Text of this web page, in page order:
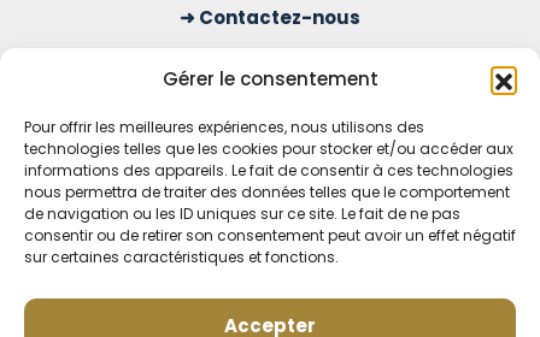
Gérer le consentement
Pour offrir les meilleures expériences, nous utilisons des
technologies telles que les cookies pour stocker et/ou accéder aux
informations des appareils. Le fait de consentir à ces technologies
nous permettra de traiter des données telles que le comportement
de navigation ou les ID uniques sur ce site. Le fait de ne pas
consentir ou de retirer son consentement peut avoir un effet négatif
sur certaines caractéristiques et fonctions.
Accepter
Contactez-nous
OUVERT TOUS LES JOURS
Voir nos horaires
MENTIONS LÉGALES